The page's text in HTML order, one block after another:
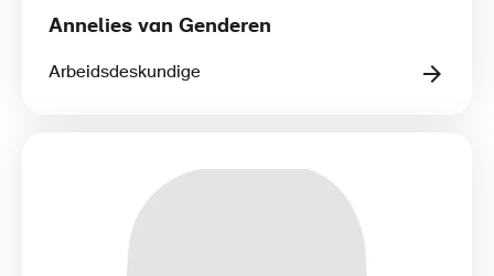
Annelies van Genderen
Arbeidsdeskundige